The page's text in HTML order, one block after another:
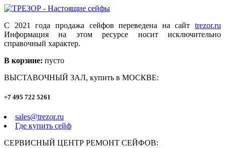
С 2021 года продажа сейфов переведена на сайт trezor.ru
Информация на этом ресурсе носит исключительно
справочный характер.
В корзине: пусто
ВЫСТАВОЧНЫЙ ЗАЛ, купить в МОСКВЕ:
+7 495 722 5261
sales@trezor.ru
Где купить сейф
СЕРВИСНЫЙ ЦЕНТР РЕМОНТ СЕЙФОВ: